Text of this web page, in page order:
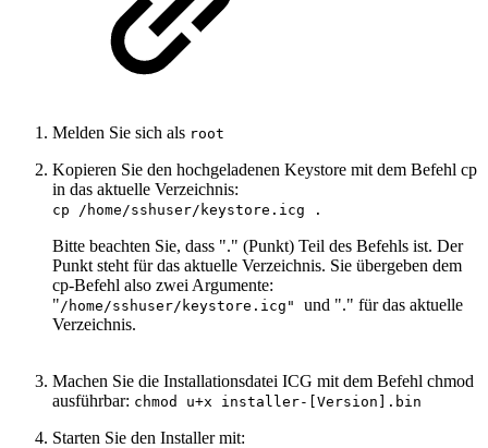
Melden Sie sich als root
Kopieren Sie den hochgeladenen Keystore mit dem Befehl cp
in das aktuelle Verzeichnis:
cp /home/sshuser/keystore.icg .
Bitte beachten Sie, dass "." (Punkt) Teil des Befehls ist. Der
Punkt steht für das aktuelle Verzeichnis. Sie übergeben dem
cp-Befehl also zwei Argumente:
" /home/sshuser/keystore.icg" und "." für das aktuelle
Verzeichnis.
Machen Sie die Installationsdatei ICG mit dem Befehl chmod
ausführbar: chmod u+x installer-[Version].bin
Starten Sie den Installer mit: